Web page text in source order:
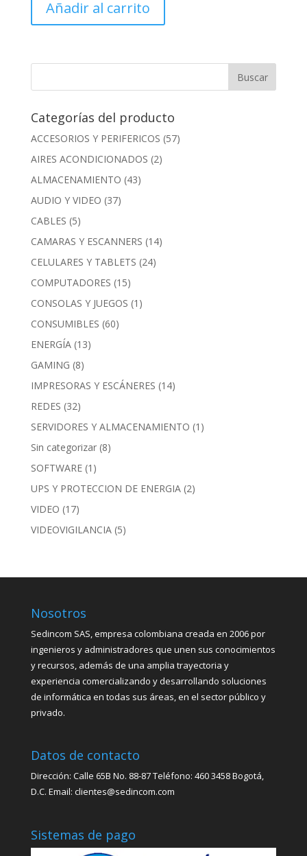
Añadir al carrito
Categorías del producto
ACCESORIOS Y PERIFERICOS (57)
AIRES ACONDICIONADOS (2)
ALMACENAMIENTO (43)
AUDIO Y VIDEO (37)
CABLES (5)
CAMARAS Y ESCANNERS (14)
CELULARES Y TABLETS (24)
COMPUTADORES (15)
CONSOLAS Y JUEGOS (1)
CONSUMIBLES (60)
ENERGÍA (13)
GAMING (8)
IMPRESORAS Y ESCÁNERES (14)
REDES (32)
SERVIDORES Y ALMACENAMIENTO (1)
Sin categorizar (8)
SOFTWARE (1)
UPS Y PROTECCION DE ENERGIA (2)
VIDEO (17)
VIDEOVIGILANCIA (5)
Nosotros
Sedincom SAS, empresa colombiana creada en 2006 por
ingenieros y administradores que unen sus conocimientos
y recursos, además de una amplia trayectoria y
experiencia comercializando y desarrollando soluciones
de informática en todas sus áreas, en el sector público y
privado.
Datos de contacto
Dirección: Calle 65B No. 88-87 Teléfono: 460 3458 Bogotá,
D.C. Email: clientes@sedincom.com
Sistemas de pago